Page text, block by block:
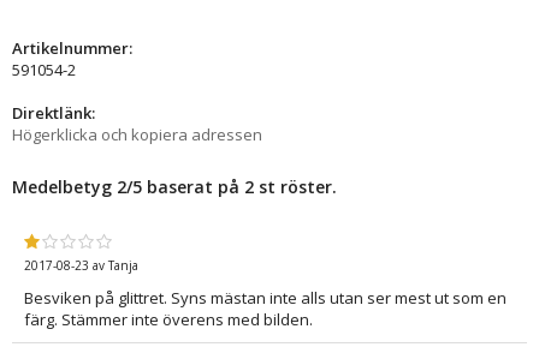
Artikelnummer:
591054-2
Direktlänk:
Högerklicka och kopiera adressen
Medelbetyg 2/5 baserat på 2 st röster.
2017-08-23 avTanja
Besviken på glittret. Syns mästan inte alls utan ser mest ut som en
färg. Stämmer inte överens med bilden.